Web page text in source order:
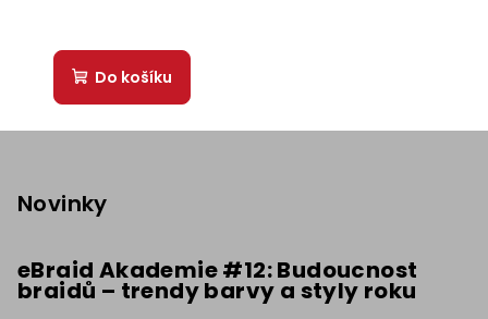
Do košíku
Novinky
eBraid Akademie #12: Budoucnost
braidů – trendy barvy a styly roku